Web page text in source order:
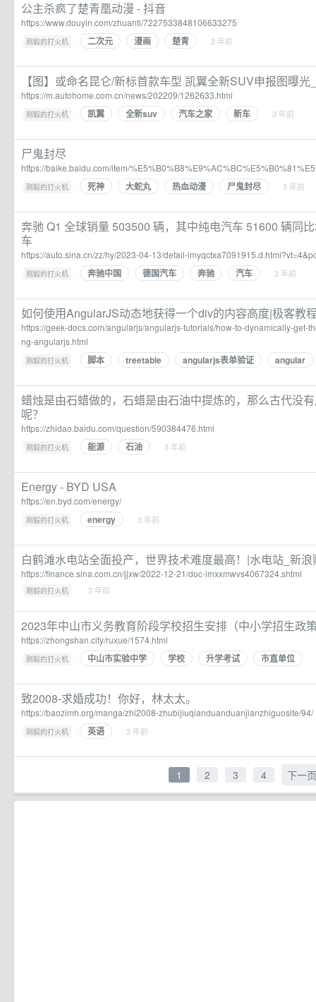
公主杀疯了楚青凰动漫 - 抖音
https://www.douyin.com/zhuanti/7227533848106633275
刚毅的打火机 · 二次元 漫画 楚青 · 3 年前
【图】或命名昆仑/新标首款车型 凯翼全新SUV申报图曝光
https://m.autohome.com.cn/news/202209/1262633.html
刚毅的打火机 · 凯翼 全新suv 汽车之家 新车 · 3 年前
尸鬼封尽
https://baike.baidu.com/item/
刚毅的打火机 · 死神 大蛇丸 热血动漫 尸鬼封尽 · 3 年前
奔驰 Q1 全球销量 503500 辆，其中纯电汽车 51600 辆同
车
https://auto.sina.cn/zz/hy/2023-04-13/detail-
刚毅的打火机 · 奔驰中国 德国汽车 奔驰 汽车 · 3 年前
如何使用AngularJS动态地获得一个div的内容高度|极客教
https://geek-docs.com/angularjs/angularjs-tutorials/how-to-dynamically-get-
ng-angularjs.html
刚毅的打火机 · 脚本 treetable angularjs表单验证 angular
蜡烛是由石蜡做的，石蜡是由石油中提炼的，那么古代没
呢？
https://zhidao.baidu.com/question/590384476.html
刚毅的打火机 · 能源 石油 · 3 年前
Energy - BYD USA
https://en.byd.com/energy/
刚毅的打火机 · energy · 3 年前
白鹤滩水电站全面投产，世界技术难度最高！|水电站_新浪
https://finance.sina.com.cn/jjxw/2022-12-21/doc-imxxmwvs4067324.shtml
刚毅的打火机 · · 3 年前
2023年中山市义务教育阶段学校招生安排（中小学招生政
https://zhongshan.city/ruxue/1574.html
刚毅的打火机 · 中山市实验中学 学校 升学考试 市直单位
致2008-求婚成功！你好，林太太。
https://baozimh.org/manga/zhi2008-zhubijiuqianduanduanjianzhiguosite/94/
刚毅的打火机 · 英语 · 3 年前
1 2 3 4 下一页